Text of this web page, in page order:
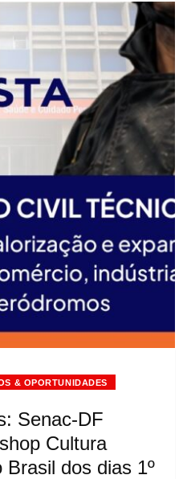
& OPORTUNIDADES
Senac-DF
Cultura
dos dias 1º